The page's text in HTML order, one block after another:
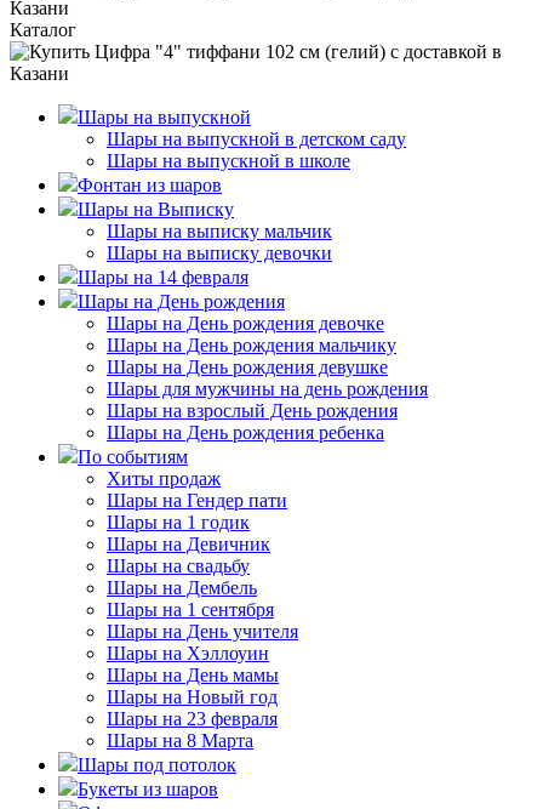
Каталог
Шары на выпускной
Шары на выпускной в детском саду
Шары на выпускной в школе
Фонтан из шаров
Шары на Выписку
Шары на выписку мальчик
Шары на выписку девочки
Шары на 14 февраля
Шары на День рождения
Шары на День рождения девочке
Шары на День рождения мальчику
Шары на День рождения девушке
Шары для мужчины на день рождения
Шары на взрослый День рождения
Шары на День рождения ребенка
По событиям
Хиты продаж
Шары на Гендер пати
Шары на 1 годик
Шары на Девичник
Шары на свадьбу
Шары на Дембель
Шары на 1 сентября
Шары на День учителя
Шары на Хэллоуин
Шары на День мамы
Шары на Новый год
Шары на 23 февраля
Шары на 8 Марта
Шары под потолок
Букеты из шаров